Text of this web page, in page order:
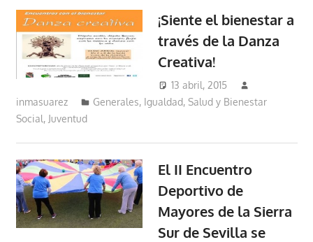
¡Siente el bienestar a
través de la Danza
Creativa!
13 abril, 2015
inmasuarez
Generales, Igualdad, Salud y Bienestar
Social, Juventud
El II Encuentro
Deportivo de
Mayores de la Sierra
Sur de Sevilla se